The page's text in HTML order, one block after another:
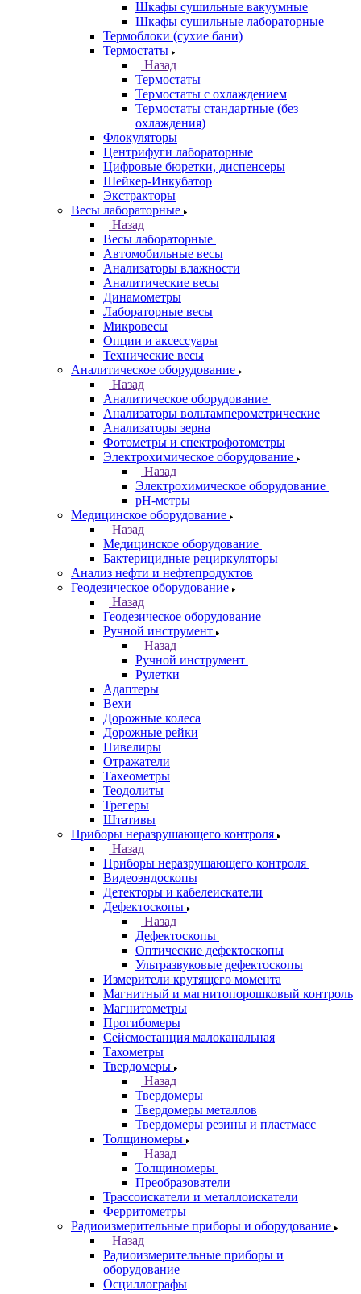
Шкафы сушильные вакуумные
Шкафы сушильные лабораторные
Термоблоки (сухие бани)
Термостаты
Назад
Термостаты
Термостаты с охлаждением
Термостаты стандартные (без
охлаждения)
Флокуляторы
Центрифуги лабораторные
Цифровые бюретки, диспенсеры
Шейкер-Инкубатор
Экстракторы
Весы лабораторные
Назад
Весы лабораторные
Автомобильные весы
Анализаторы влажности
Аналитические весы
Динамометры
Лабораторные весы
Микровесы
Опции и аксессуары
Технические весы
Аналитическое оборудование
Назад
Аналитическое оборудование
Анализаторы вольтамперометрические
Анализаторы зерна
Фотометры и спектрофотометры
Электрохимическое оборудование
Назад
Электрохимическое оборудование
pH-метры
Медицинское оборудование
Назад
Медицинское оборудование
Бактерицидные рециркуляторы
Анализ нефти и нефтепродуктов
Геодезическое оборудование
Назад
Геодезическое оборудование
Ручной инструмент
Назад
Ручной инструмент
Рулетки
Адаптеры
Вехи
Дорожные колеса
Дорожные рейки
Нивелиры
Отражатели
Тахеометры
Теодолиты
Трегеры
Штативы
Приборы неразрушающего контроля
Назад
Приборы неразрушающего контроля
Видеоэндоскопы
Детекторы и кабелеискатели
Дефектоскопы
Назад
Дефектоскопы
Оптические дефектоскопы
Ультразвуковые дефектоскопы
Измерители крутящего момента
Магнитный и магнитопорошковый контроль
Магнитометры
Прогибомеры
Сейсмостанция малоканальная
Тахометры
Твердомеры
Назад
Твердомеры
Твердомеры металлов
Твердомеры резины и пластмасс
Толщиномеры
Назад
Толщиномеры
Преобразователи
Трассоискатели и металлоискатели
Ферритометры
Радиоизмерительные приборы и оборудование
Назад
Радиоизмерительные приборы и
оборудование
Осциллографы